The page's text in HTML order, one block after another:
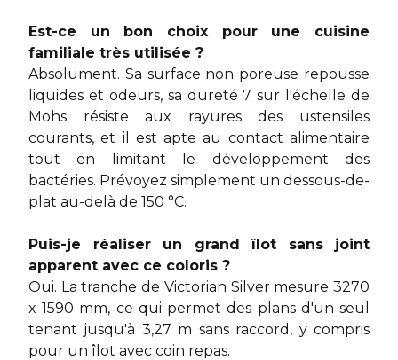
Est-ce un bon choix pour une cuisine
familiale très utilisée ?
Absolument. Sa surface non poreuse repousse
liquides et odeurs, sa dureté 7 sur l'échelle de
Mohs résiste aux rayures des ustensiles
courants, et il est apte au contact alimentaire
tout en limitant le développement des
bactéries. Prévoyez simplement un dessous-de-
plat au-delà de 150 °C.
Puis-je réaliser un grand îlot sans joint
apparent avec ce coloris ?
Oui. La tranche de Victorian Silver mesure 3270
x 1590 mm, ce qui permet des plans d'un seul
tenant jusqu'à 3,27 m sans raccord, y compris
pour un îlot avec coin repas.